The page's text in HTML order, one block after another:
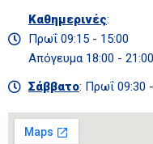
Καθημερινές:
Πρωΐ 09:15 - 15:00
Απόγευμα 18:00 - 21:00
Σάββατο: Πρωΐ 09:30